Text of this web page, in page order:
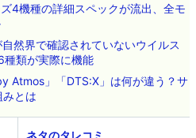
4機種の詳細スペックが流出、全モ
然界で確認されていないウイルス
種類が実際に機能
Atmos」「DTS:X」は何が違う？サ
とは
ネタのタレコミ